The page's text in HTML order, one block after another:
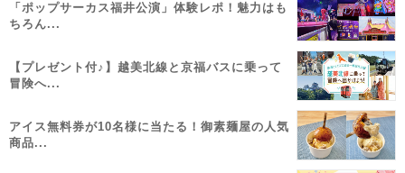
「ポップサーカス福井公演」体験レポ！魅力はも
ちろん...
【プレゼント付♪】越美北線と京福バスに乗って
冒険へ...
アイス無料券が10名様に当たる！御素麺屋の人気
商品...